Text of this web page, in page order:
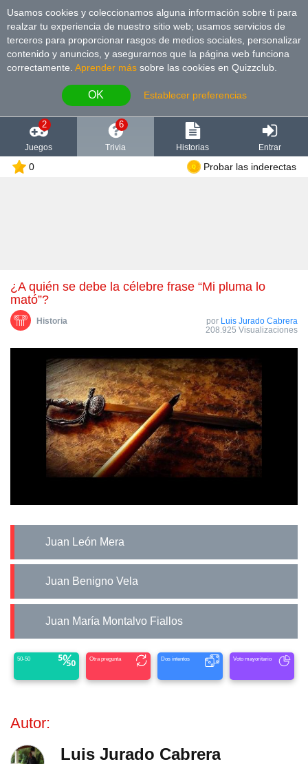
Usamos cookies y coleccionamos alguna información sobre ti para
realzar tu experiencia de nuestro sitio web; usamos servicios de
terceros para proporcionar rasgos de medios sociales, personalizar
contenido y anuncios, y asegurarnos que la página web funciona
correctamente. Aprender más sobre las cookies en Quizzclub.
OK Establecer preferencias
2
Juegos
6
Trivia Historias Entrar
0 Probar las inderectas
¿A quién se debe la célebre frase “Mi pluma lo
mató”?
Historia por Luis Jurado Cabrera
208.925 Visualizaciones
Juan León Mera
Juan Benigno Vela
Juan María Montalvo Fiallos
50-50 Otra pregunta Dos intentos Voto mayoritario
Autor:
Luis Jurado Cabrera